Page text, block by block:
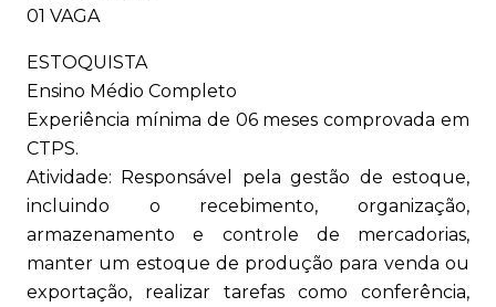
01 VAGA
ESTOQUISTA
Ensino Médio Completo
Experiência mínima de 06 meses comprovada em
CTPS.
Atividade: Responsável pela gestão de estoque,
incluindo o recebimento, organização,
armazenamento e controle de mercadorias,
manter um estoque de produção para venda ou
exportação, realizar tarefas como conferência,